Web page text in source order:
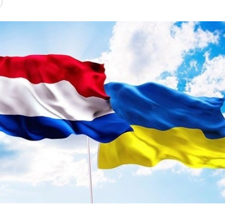
servicios
personales
Video
Releases